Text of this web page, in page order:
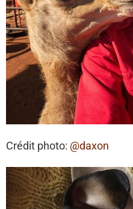
Crédit photo: @daxon